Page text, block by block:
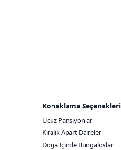
Konaklama Seçenekleri
Ucuz Pansiyonlar
Kiralık Apart Daireler
Doğa İçinde Bungalovlar